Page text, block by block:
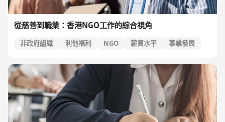
從慈善到職業：香港NGO工作的綜合視角
非政府組織 利他福利 NGO 薪資水平 事業發展